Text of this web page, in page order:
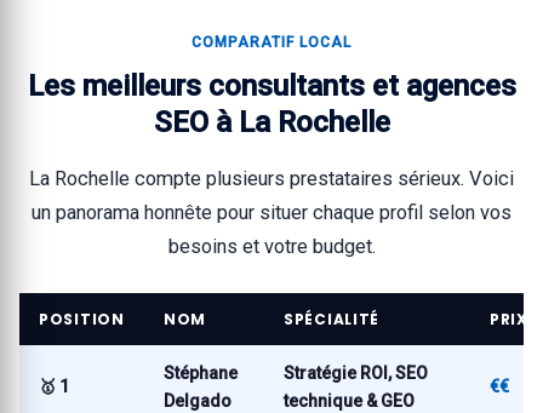
COMPARATIF LOCAL
Les meilleurs consultants et agences
SEO à La Rochelle
La Rochelle compte plusieurs prestataires sérieux. Voici
un panorama honnête pour situer chaque profil selon vos
besoins et votre budget.
POSITION NOM SPÉCIALITÉ PRIX
🥇 1
Stéphane
Delgado
Stratégie ROI, SEO
technique & GEO
€€